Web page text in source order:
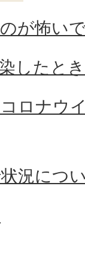
が怖い
したと
ロナウ
況につ